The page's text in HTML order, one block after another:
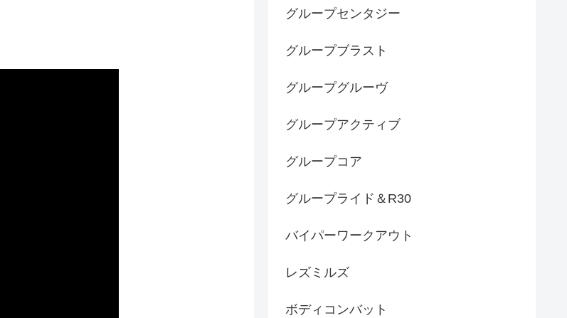
グループセンタジー
グループブラスト
グループグルーヴ
グループアクティブ
グループコア
グループライド＆R30
バイパーワークアウト
レズミルズ
ボディコンバット